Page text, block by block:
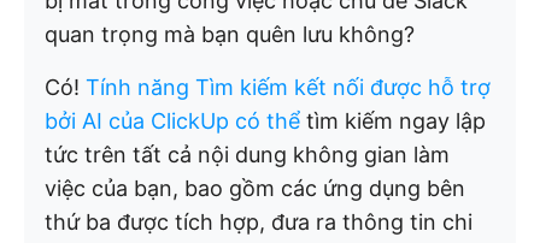
quan trọng mà bạn quên lưu không?
Có! Tính năng Tìm kiếm kết nối được hỗ trợ
bởi AI của ClickUp có thể tìm kiếm ngay lập
tức trên tất cả nội dung không gian làm
việc của bạn, bao gồm các ứng dụng bên
thứ ba được tích hợp, đưa ra thông tin chi